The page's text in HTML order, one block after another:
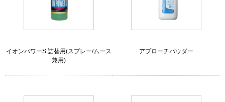
イオンパワーS 詰替用(スプレー/ムース
兼用)
アプローチパウダー